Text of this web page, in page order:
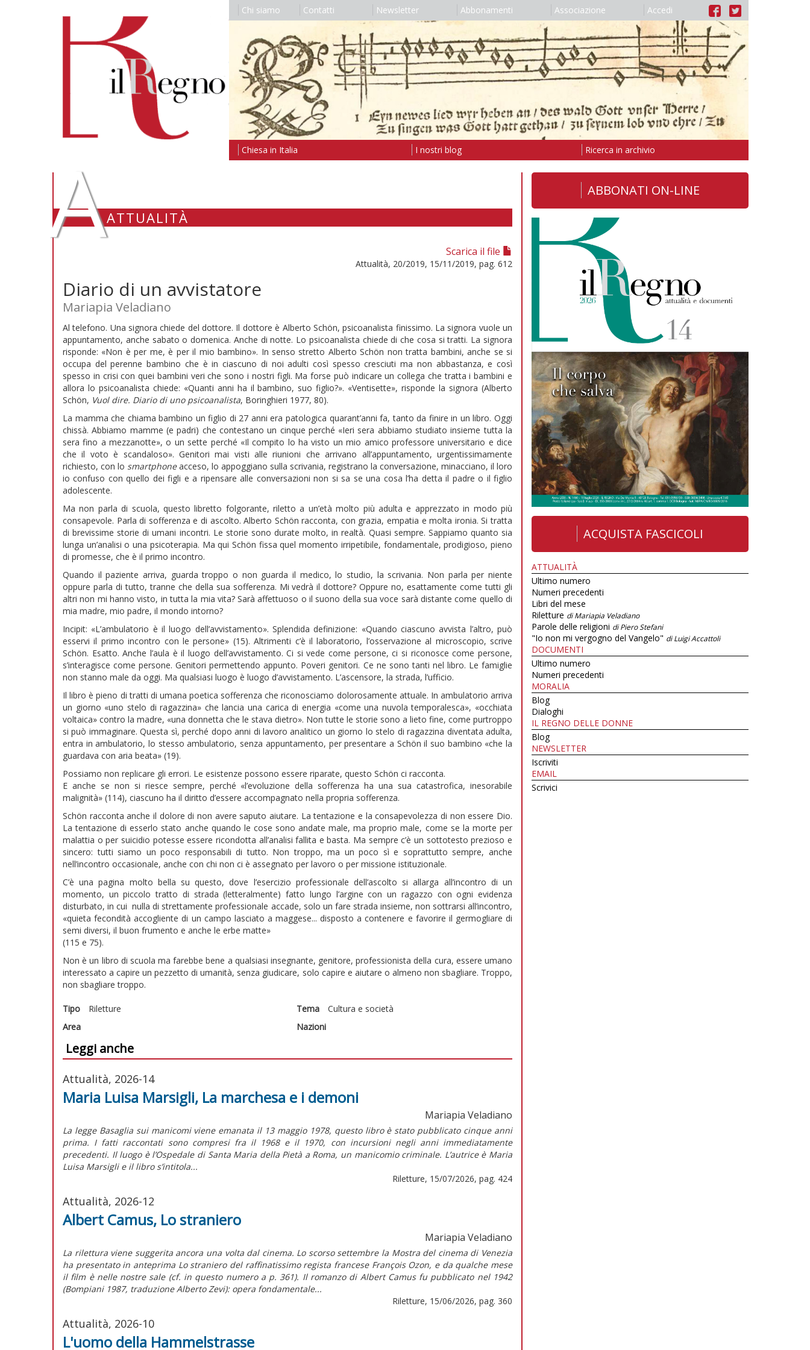
Chi siamo Contatti Newsletter Abbonamenti Associazione Accedi
Chiesa in Italia I nostri blog Ricerca in archivio
AATTUALITÀ
Scarica il file
Attualità, 20/2019, 15/11/2019, pag. 612
Diario di un avvistatore
Mariapia Veladiano
Al telefono. Una signora chiede del dottore. Il dottore è Alberto Schön, psicoanalista finissimo. La signora vuole un
appuntamento, anche sabato o domenica. Anche di notte. Lo psicoanalista chiede di che cosa si tratti. La signora
risponde: «Non è per me, è per il mio bambino». In senso stretto Alberto Schön non tratta bambini, anche se si
occupa del perenne bambino che è in ciascuno di noi adulti così spesso cresciuti ma non abbastanza, e così
spesso in crisi con quei bambini veri che sono i nostri figli. Ma forse può indicare un collega che tratta i bambini e
allora lo psicoanalista chiede: «Quanti anni ha il bambino, suo figlio?». «Ventisette», risponde la signora (Alberto
Schön, Vuol dire. Diario di uno psicoanalista, Boringhieri 1977, 80).
La mamma che chiama bambino un figlio di 27 anni era patologica quarant’anni fa, tanto da finire in un libro. Oggi
chissà. Abbiamo mamme (e padri) che contestano un cinque perché «Ieri sera abbiamo studiato insieme tutta la
sera fino a mezzanotte», o un sette perché «Il compito lo ha visto un mio amico professore universitario e dice
che il voto è scandaloso». Genitori mai visti alle riunioni che arrivano all’appuntamento, urgentissimamente
richiesto, con lo smartphoneacceso, lo appoggiano sulla scrivania, registrano la conversazione, minacciano, il loro
io confuso con quello dei figli e a ripensare alle conversazioni non si sa se una cosa l’ha detta il padre o il figlio
adolescente.
Ma non parla di scuola, questo libretto folgorante, riletto a un’età molto più adulta e apprezzato in modo più
consapevole. Parla di sofferenza e di ascolto. Alberto Schön racconta, con grazia, empatia e molta ironia. Si tratta
di brevissime storie di umani incontri. Le storie sono durate molto, in realtà. Quasi sempre. Sappiamo quanto sia
lunga un’analisi o una psicoterapia. Ma qui Schön fissa quel momento irripetibile, fondamentale, prodigioso, pieno
di promesse, che è il primo incontro.
Quando il paziente arriva, guarda troppo o non guarda il medico, lo studio, la scrivania. Non parla per niente
oppure parla di tutto, tranne che della sua sofferenza. Mi vedrà il dottore? Oppure no, esattamente come tutti gli
altri non mi hanno visto, in tutta la mia vita? Sarà affettuoso o il suono della sua voce sarà distante come quello di
mia madre, mio padre, il mondo intorno?
Incipit: «L’ambulatorio è il luogo dell’avvistamento». Splendida definizione: «Quando ciascuno avvista l’altro, può
esservi il primo incontro con le persone» (15). Altrimenti c’è il laboratorio, l’osservazione al microscopio, scrive
Schön. Esatto. Anche l’aula è il luogo dell’avvistamento. Ci si vede come persone, ci si riconosce come persone,
s’interagisce come persone. Genitori permettendo appunto. Poveri genitori. Ce ne sono tanti nel libro. Le famiglie
non stanno male da oggi. Ma qualsiasi luogo è luogo d’avvistamento. L’ascensore, la strada, l’ufficio.
Il libro è pieno di tratti di umana poetica sofferenza che riconosciamo dolorosamente attuale. In ambulatorio arriva
un giorno «uno stelo di ragazzina» che lancia una carica di energia «come una nuvola temporalesca», «occhiata
voltaica» contro la madre, «una donnetta che le stava dietro». Non tutte le storie sono a lieto fine, come purtroppo
si può immaginare. Questa sì, perché dopo anni di lavoro analitico un giorno lo stelo di ragazzina diventata adulta,
entra in ambulatorio, lo stesso ambulatorio, senza appuntamento, per presentare a Schön il suo bambino «che la
guardava con aria beata» (19).
Possiamo non replicare gli errori. Le esistenze possono essere riparate, questo Schön ci racconta.
E anche se non si riesce sempre, perché «l’evoluzione della sofferenza ha una sua catastrofica, inesorabile
malignità» (114), ciascuno ha il diritto d’essere accompagnato nella propria sofferenza.
Schön racconta anche il dolore di non avere saputo aiutare. La tentazione e la consapevolezza di non essere Dio.
La tentazione di esserlo stato anche quando le cose sono andate male, ma proprio male, come se la morte per
malattia o per suicidio potesse essere ricondotta all’analisi fallita e basta. Ma sempre c’è un sottotesto prezioso e
sincero: tutti siamo un poco responsabili di tutto. Non troppo, ma un poco sì e soprattutto sempre, anche
nell’incontro occasionale, anche con chi non ci è assegnato per lavoro o per missione istituzionale.
C’è una pagina molto bella su questo, dove l’esercizio professionale dell’ascolto si allarga all’incontro di un
momento, un piccolo tratto di strada (letteralmente) fatto lungo l’argine con un ragazzo con ogni evidenza
disturbato, in cui nulla di strettamente professionale accade, solo un fare strada insieme, non sottrarsi all’incontro,
«quieta fecondità accogliente di un campo lasciato a maggese... disposto a contenere e favorire il germogliare di
semi diversi, il buon frumento e anche le erbe matte»
(115 e 75).
Non è un libro di scuola ma farebbe bene a qualsiasi insegnante, genitore, professionista della cura, essere umano
interessato a capire un pezzetto di umanità, senza giudicare, solo capire e aiutare o almeno non sbagliare. Troppo,
non sbagliare troppo.
Tipo Riletture Tema
Cultura e società
Area
Nazioni
Leggi anche
Attualità, 2026-14
Maria Luisa Marsigli, La marchesa e i demoni
Mariapia Veladiano
La legge Basaglia sui manicomi viene emanata il 13 maggio 1978, questo libro è stato pubblicato cinque anni
prima. I fatti raccontati sono compresi fra il 1968 e il 1970, con incursioni negli anni immediatamente
precedenti. Il luogo è l’Ospedale di Santa Maria della Pietà a Roma, un manicomio criminale. L’autrice è Maria
Luisa Marsigli e il libro s’intitola...
Riletture, 15/07/2026, pag. 424
Attualità, 2026-12
Albert Camus, Lo straniero
Mariapia Veladiano
La rilettura viene suggerita ancora una volta dal cinema. Lo scorso settembre la Mostra del cinema di Venezia
ha presentato in anteprima Lo straniero del raffinatissimo regista francese François Ozon, e da qualche mese
il film è nelle nostre sale (cf. in questo numero a p. 361). Il romanzo di Albert Camus fu pubblicato nel 1942
(Bompiani 1987, traduzione Alberto Zevi): opera fondamentale...
Riletture, 15/06/2026, pag. 360
Attualità, 2026-10
L'uomo della Hammelstrasse
ABBONATI ON-LINE
ACQUISTA FASCICOLI
ATTUALITÀ
Ultimo numero
Numeri precedenti
Libri del mese
Riletture di Mariapia Veladiano
Parole delle religioni di Piero Stefani
"Io non mi vergogno del Vangelo" di Luigi Accattoli
DOCUMENTI
Ultimo numero
Numeri precedenti
MORALIA
Blog
Dialoghi
IL REGNO DELLE DONNE
Blog
NEWSLETTER
Iscriviti
EMAIL
Scrivici